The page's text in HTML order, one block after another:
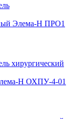
Элема-Н ПРО1
Н ОХПУ-4-01